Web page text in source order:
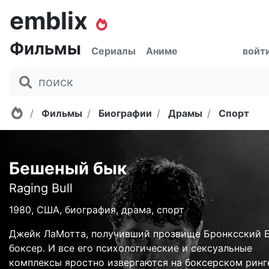
emblix
Фильмы Сериалы Аниме
Главная
Фильмы Биографии Драмы Спорт
Бешеный бык
Raging Bull
1980, США, биография, драма, спорт
Джейк ЛаМотта, получивший прозвище Бронксский
боксер. И все его психологические и сексуальные
комплексы яростно извергаются на боксерском